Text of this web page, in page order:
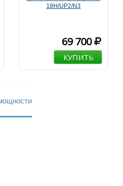
18H/UP2/N3
69 700
КУПИТЬ